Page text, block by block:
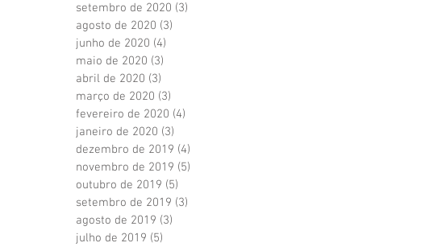
setembro de 2020 (3)
agosto de 2020 (3)
junho de 2020 (4)
maio de 2020 (3)
abril de 2020 (3)
março de 2020 (3)
fevereiro de 2020 (4)
janeiro de 2020 (3)
dezembro de 2019 (4)
novembro de 2019 (5)
outubro de 2019 (5)
setembro de 2019 (3)
agosto de 2019 (3)
julho de 2019 (5)